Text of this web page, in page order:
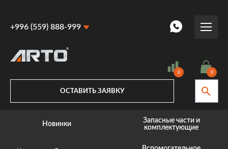
+996 (559) 888-999
+996 (559) 888-999
0 0
ОСТАВИТЬ ЗАЯВКУ
Новинки
Запасные части и
комплектующие